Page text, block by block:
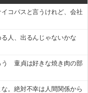
コパスと言うけれど、会社
人、出るんじゃないかな
う 童貞は好きな焼き肉の部
。絶対不幸は人間関係から